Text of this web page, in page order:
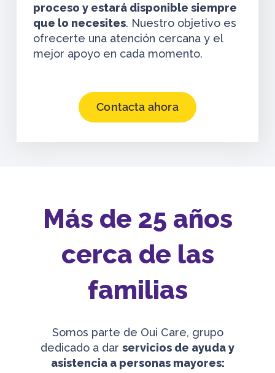
proceso y estará disponible siempre
que lo necesites. Nuestro objetivo es
ofrecerte una atención cercana y el
mejor apoyo en cada momento.
Contacta ahora
Más de 25 años
cerca de las
familias
Somos parte de Oui Care, grupo
dedicado a dar servicios de ayuda y
asistencia a personas mayores: